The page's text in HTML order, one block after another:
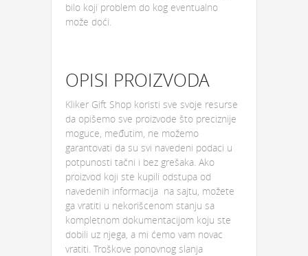
bilo koji problem do kog eventualno
može doći.
OPISI PROIZVODA
Kliker Gift Shop koristi sve svoje resurse
da opišemo sve proizvode što preciznije
moguce, međutim, ne možemo
garantovati da su svi navedeni podaci u
potpunosti tačni i bez grešaka. Ako
proizvod koji ste kupili odstupa od
navedenih informacija na sajtu, možete
ga vratiti u nekorišcenom stanju sa
kompletnom dokumentacijom koju ste
dobili uz njega, a mi ćemo vam novac
vratiti. Troškove ponovnog slanja